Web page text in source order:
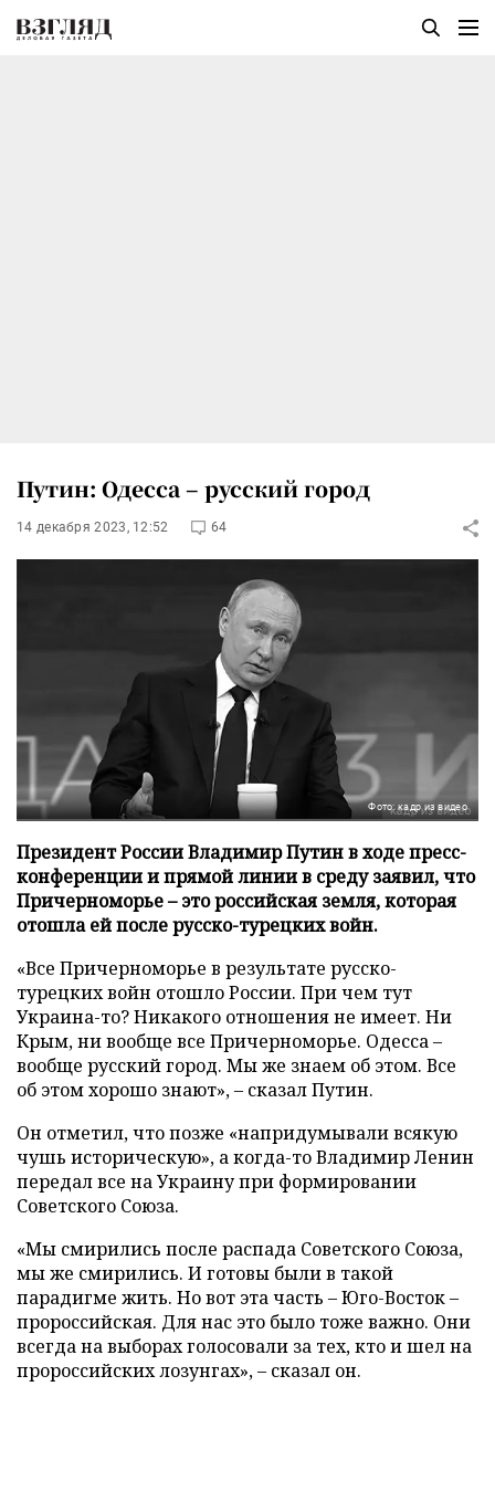
Путин: Одесса – русский город
14 декабря 2023, 12:52 64
Фото: кадр из видео
Президент России Владимир Путин в ходе пресс-
конференции и прямой линии в среду заявил, что
Причерноморье – это российская земля, которая
отошла ей после русско-турецких войн.
«Все Причерноморье в результате русско-
турецких войн отошло России. При чем тут
Украина-то? Никакого отношения не имеет. Ни
Крым, ни вообще все Причерноморье. Одесса –
вообще русский город. Мы же знаем об этом. Все
об этом хорошо знают», – сказал Путин.
Он отметил, что позже «напридумывали всякую
чушь историческую», а когда-то Владимир Ленин
передал все на Украину при формировании
Советского Союза.
«Мы смирились после распада Советского Союза,
мы же смирились. И готовы были в такой
парадигме жить. Но вот эта часть – Юго-Восток –
пророссийская. Для нас это было тоже важно. Они
всегда на выборах голосовали за тех, кто и шел на
пророссийских лозунгах», – сказал он.